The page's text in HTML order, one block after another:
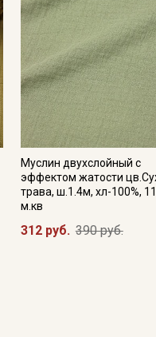
Муслин двухслойный с
эффектом жатости
трава, ш.1.4м, хл-100%,
м.кв
312 руб. 390 руб.